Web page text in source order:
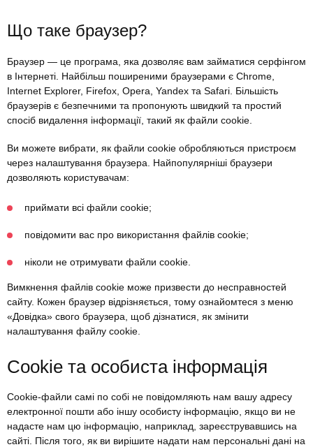
Що таке браузер?
Браузер — це програма, яка дозволяє вам займатися серфінгом
в Інтернеті. Найбільш поширеними браузерами є Chrome,
Internet Explorer, Firefox, Opera, Yandex та Safari. Більшість
браузерів є безпечними та пропонують швидкий та простий
спосіб видалення інформації, такий як файли cookie.
Ви можете вибрати, як файли cookie обробляються пристроєм
через налаштування браузера. Найпопулярніші браузери
дозволяють користувачам:
приймати всі файли cookie;
повідомити вас про використання файлів cookie;
ніколи не отримувати файли cookie.
Вимкнення файлів cookie може призвести до несправностей
сайту. Кожен браузер відрізняється, тому ознайомтеся з меню
«Довідка» свого браузера, щоб дізнатися, як змінити
налаштування файлу cookie.
Cookie та особиста інформація
Cookie-файли самі по собі не повідомляють нам вашу адресу
електронної пошти або іншу особисту інформацію, якщо ви не
надасте нам цю інформацію, наприклад, зареєструвавшись на
сайті. Після того, як ви вирішите надати нам персональні дані на